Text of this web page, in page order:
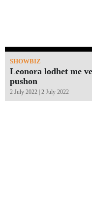
SHOWBIZ
Leonora lodhet me
pushon
2 July 2022 | 2 July 2022